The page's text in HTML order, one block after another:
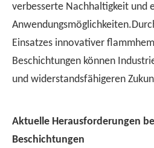
verbesserte Nachhaltigkeit und
Einsatzes innovativer
Beschichtungen können
und widerstandsfähigeren
Aktuelle Herausforderungen
Beschichtungen